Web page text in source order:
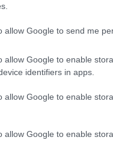
allow Google to send me
allow Google to enable
identifiers in apps.
allow Google to enable
allow Google to enable
una
team FDJ United-
classe
dal traguardo
nel dipartimento